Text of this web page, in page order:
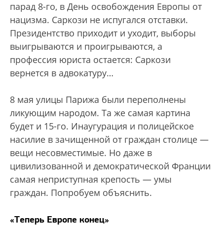
парад 8-го, в День освобождения Европы от
нацизма. Саркози не испугался отставки.
Президентство приходит и уходит, выборы
выигрываются и проигрываются, а
профессия юриста остается: Саркози
вернется в адвокатуру…
8 мая улицы Парижа были переполнены
ликующим народом. Та же самая картина
будет и 15-го. Инаугурация и полицейское
насилие в зачищенной от граждан столице —
вещи несовместимые. Но даже в
цивилизованной и демократической Франции
самая неприступная крепость — умы
граждан. Попробуем объяснить.
«Теперь Европе конец»